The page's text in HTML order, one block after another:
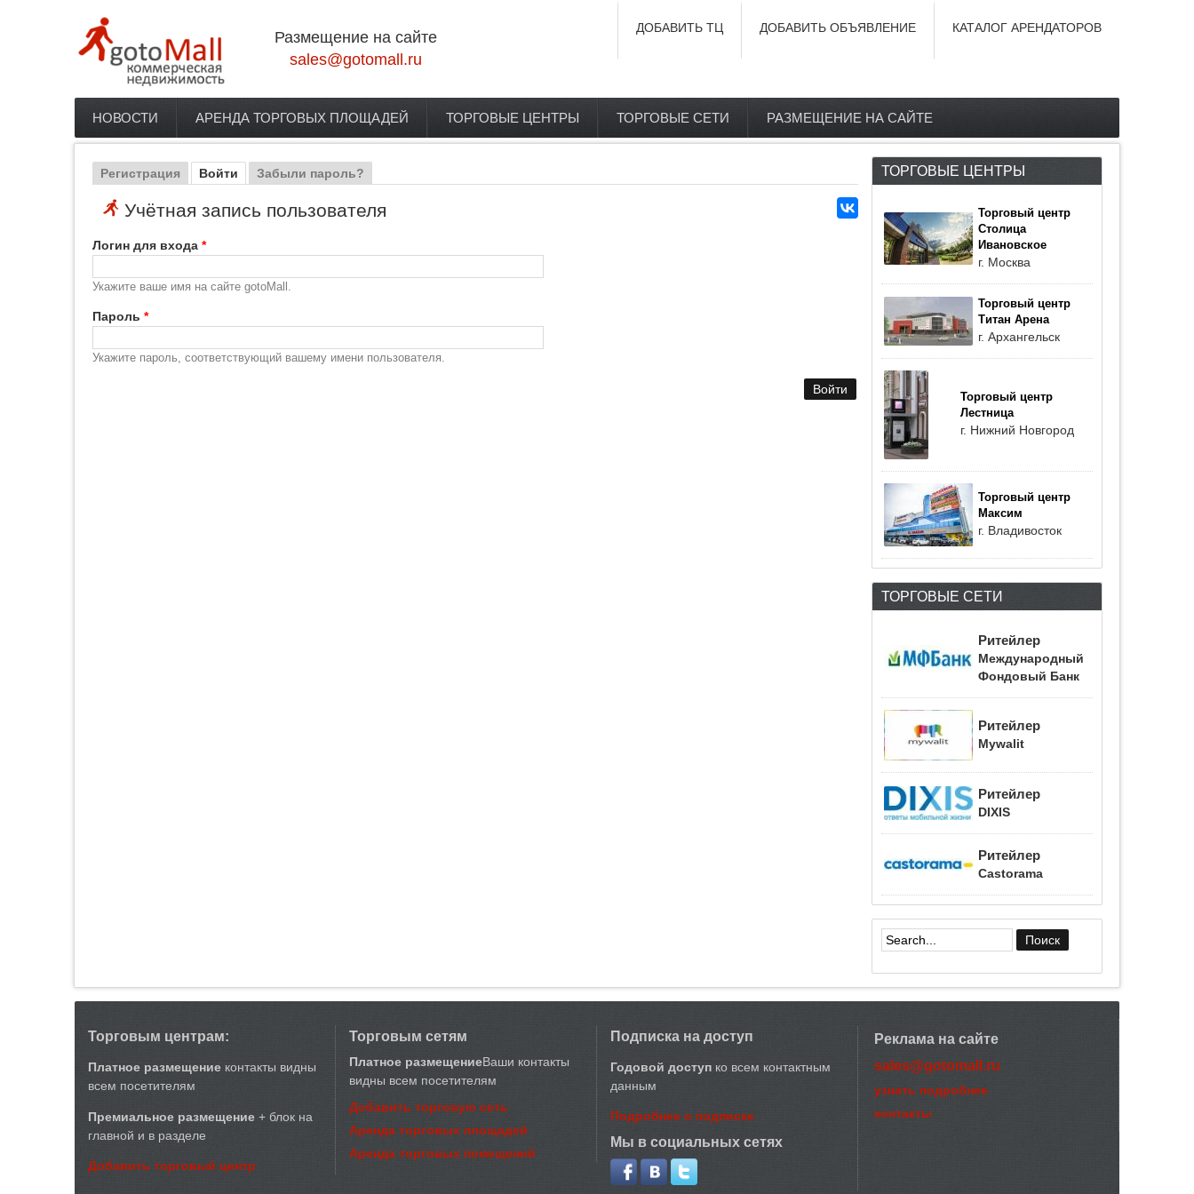
Размещение на сайте
sales@gotomall.ru
КАТАЛОГ АРЕНДАТОРОВ
ДОБАВИТЬ ОБЪЯВЛЕНИЕ
ДОБАВИТЬ ТЦ
Главное меню
НОВОСТИ АРЕНДА ТОРГОВЫХ ПЛОЩАДЕЙ ТОРГОВЫЕ ЦЕНТРЫ ТОРГОВЫЕ СЕТИ РАЗМЕЩЕНИЕ НА САЙТЕ
Главные вкладки
Регистрация Войти (активная вкладка)
Забыли пароль?
Учётная запись пользователя
Логин для входа *
Укажите ваше имя на сайте gotoMall.
Пароль *
Укажите пароль, соответствующий вашему имени пользователя.
ТОРГОВЫЕ ЦЕНТРЫ
Торговый центр
Столица
Ивановское
г. Москва
Торговый центр
Титан Арена
г. Архангельск
Торговый центр
Лестница
г. Нижний Новгород
Торговый центр
Максим
г. Владивосток
ТОРГОВЫЕ СЕТИ
Ритейлер
Международный
Фондовый Банк
Ритейлер
Mywalit
Ритейлер
DIXIS
Ритейлер
Castorama
Форма поиска
Торговым центрам:
Платное размещение контакты видны
всем посетителям
Премиальное размещение + блок на
главной и в разделе
Добавить торговый центр
Торговым сетям
Платное размещениеВаши контакты
видны всем посетителям
Добавить торговую сеть
Аренда торговых площадей
Аренда торговых помещений
Подписка на доступ
Годовой доступ ко всем контактным
данным
Подробнее о подписке
Мы в социальных сетях
Реклама на сайте
sales@gotomall.ru
узнать подробнее
контакты